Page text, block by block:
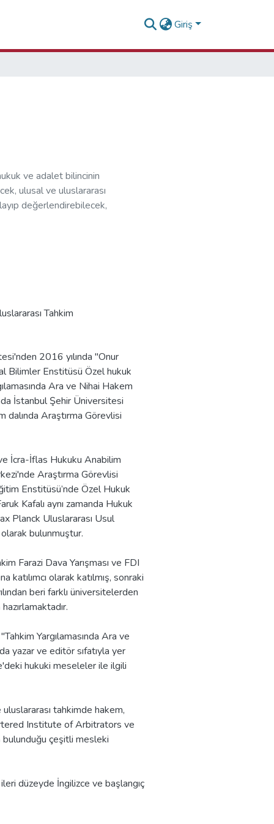
Giriş
ve adalet bilincinin
ulusal ve uluslararası
değerlendirebilecek,
Tahkim
2016 yılında "Onur
Bilimler Enstitüsü Özel hukuk
Ara ve Nihai Hakem
İstanbul Şehir Üniversitesi
Araştırma Görevlisi
İcra-İflas Hukuku Anabilim
Araştırma Görevlisi
Enstitüsü’nde Özel Hukuk
Kafalı aynı zamanda Hukuk
Planck Uluslararası Usul
bulunmuştur.
Farazi Dava Yarışması ve FDI
katılımcı olarak katılmış, sonraki
beri farklı üniversitelerden
Yargılamasında Ara ve
yazar ve editör sıfatıyla yer
hukuki meseleler ile ilgili
uluslararası tahkimde hakem,
Institute of Arbitrators ve
bulunduğu çeşitli mesleki
düzeyde İngilizce ve başlangıç